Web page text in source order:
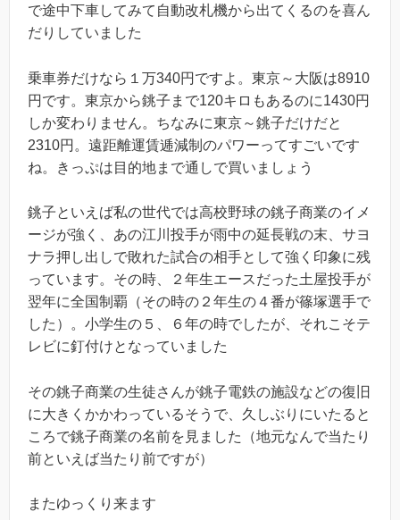
で途中下車してみて自動改札機から出てくるのを喜ん
だりしていました
乗車券だけなら１万340円ですよ。東京～大阪は8910
円です。東京から銚子まで120キロもあるのに1430円
しか変わりません。ちなみに東京～銚子だけだと
2310円。遠距離運賃逓減制のパワーってすごいです
ね。きっぷは目的地まで通しで買いましょう
銚子といえば私の世代では高校野球の銚子商業のイメ
ージが強く、あの江川投手が雨中の延長戦の末、サヨ
ナラ押し出しで敗れた試合の相手として強く印象に残
っています。その時、２年生エースだった土屋投手が
翌年に全国制覇（その時の２年生の４番が篠塚選手で
した）。小学生の５、６年の時でしたが、それこそテ
レビに釘付けとなっていました
その銚子商業の生徒さんが銚子電鉄の施設などの復旧
に大きくかかわっているそうで、久しぶりにいたると
ころで銚子商業の名前を見ました（地元なんで当たり
前といえば当たり前ですが）
またゆっくり来ます